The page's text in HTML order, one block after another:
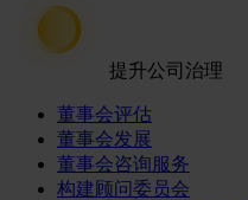
提升公司治理
董事会评估
董事会发展
董事会咨询服务
构建顾问委员会